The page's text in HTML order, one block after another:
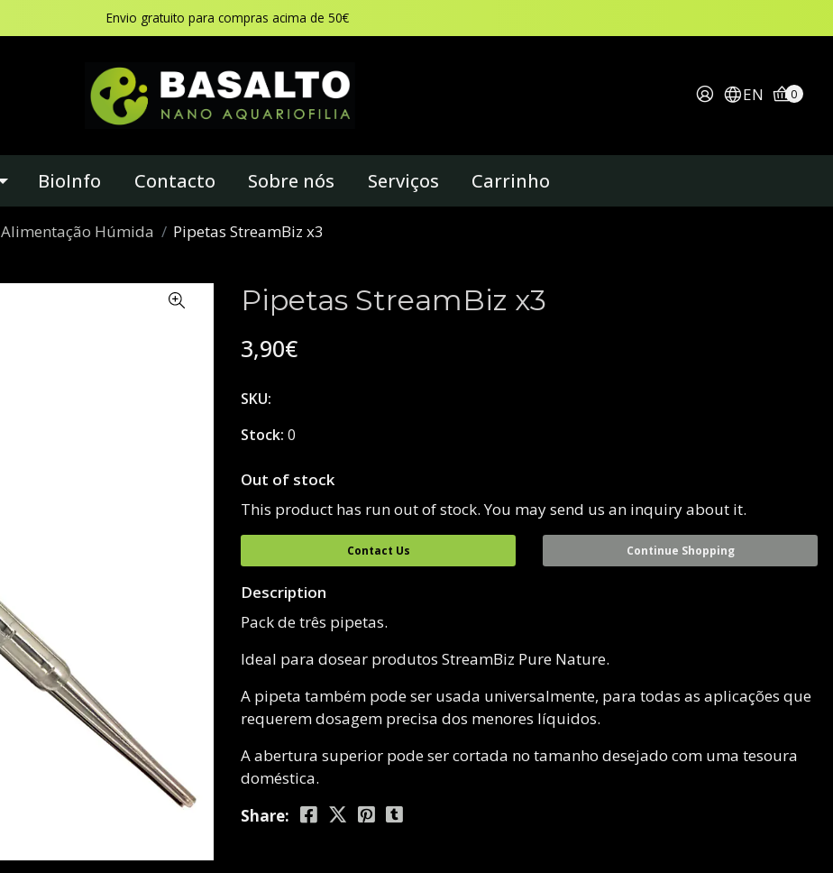
Envio gratuito para compras acima de 50€
EN 0
BioInfo Contacto Sobre nós Serviços Carrinho
Alimentação Húmida Pipetas StreamBiz x3
Pipetas StreamBiz x3
3,90€
SKU:
Stock: 0
Out of stock
This product has run out of stock. You may send us an inquiry about it.
Contact Us Continue Shopping
Description
Pack de três pipetas.
Ideal para dosear produtos StreamBiz Pure Nature.
A pipeta também pode ser usada universalmente, para todas as aplicações que
requerem dosagem precisa dos menores líquidos.
A abertura superior pode ser cortada no tamanho desejado com uma tesoura
doméstica.
Share: